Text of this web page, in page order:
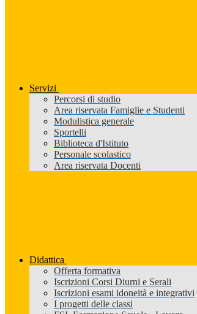
Servizi
Percorsi di studio
Area riservata Famiglie e Studenti
Modulistica generale
Sportelli
Biblioteca d'Istituto
Personale scolastico
Area riservata Docenti
Didattica
Offerta formativa
Iscrizioni Corsi Diurni e Serali
Iscrizioni esami idoneità e integrativi
I progetti delle classi